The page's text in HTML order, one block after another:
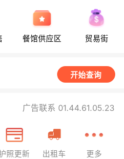
餐馆供应区 贸易街
开始查询
广告联系 01.44.61.05.23
照更新 出租车 更多